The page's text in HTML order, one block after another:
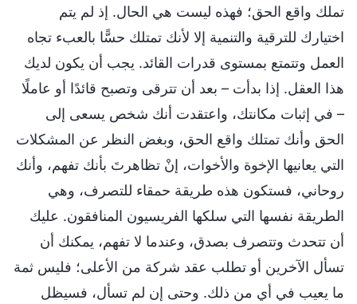
تملك واقع الحق؛ فهذه ليست هي الحال. إذ لم يتم
اختيارك للترقية والتنمية إلا لأنك تمتلك حسًّا بالعبء تجاه
العمل وتتمتع بمستوى قدرات القائد. يجب أن يكون لديك
هذا العقل. إذا بدأت – بعد أن تترقى وتصبح قائدًا أو عاملًا
– في إثبات مكانتك، واعتقدت أنك شخص يسعى إلى
الحق وأنك تمتلك واقع الحق، وبغض النظر عن المشكلات
التي يعانيها الإخوة والأخوات، إنْ تظاهرتَ بأنك تفهم، وأنك
روحاني، فستكون هذه طريقة حمقاء للتصرف، وهي
الطريقة نفسها التي سلكها الفريسيون المنافقون. عليك
أن تتحدث وتتصرف بصدق، وعندما لا تفهم، يمكنك أن
تسأل الآخرين أو تطلب عقد شركة من الأعلى؛ فليس ثمة
ما يعيب في أي من ذلك. وحتى إن لم تسأل، فسيظل